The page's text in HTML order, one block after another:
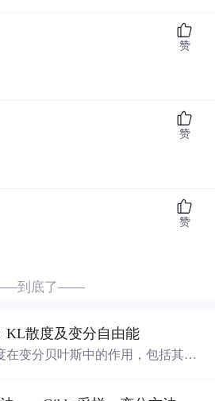
赞
赞
赞
到底了——
KL散度及变分自由能
变分贝叶斯中的作用，包括其定